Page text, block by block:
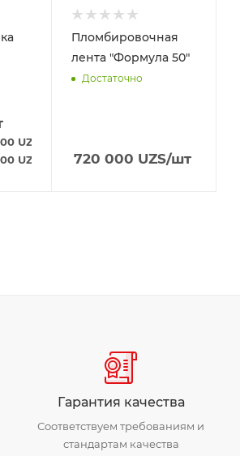
UZS
UZS
Пломбировочная
лента "Формула 50"
Достаточно
720 000 UZS/шт
Гарантия качества
Соответствуем требованиям и
стандартам качества